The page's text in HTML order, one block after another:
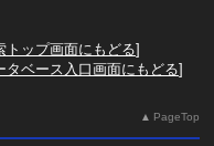
トップ画面にもどる]
タベース入口画面にもどる]
PageTop